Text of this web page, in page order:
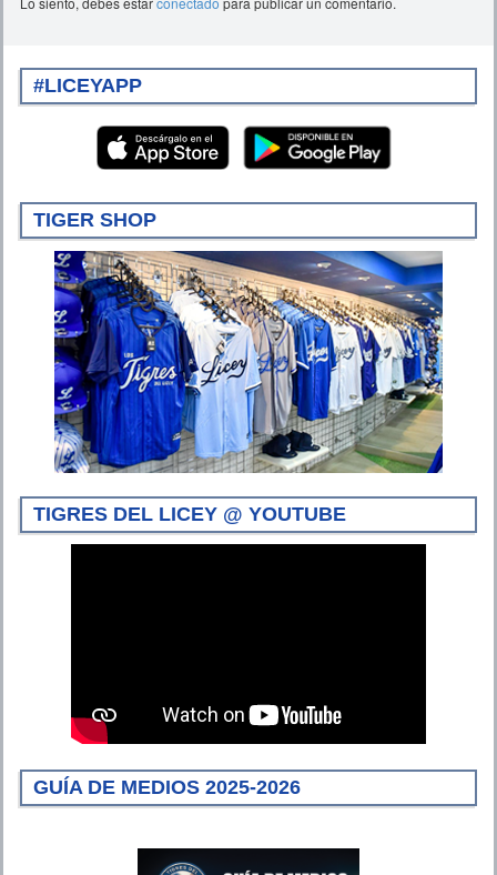
#LICEYAPP
TIGER SHOP
TIGRES DEL LICEY @ YOUTUBE
GUÍA DE MEDIOS 2025-2026